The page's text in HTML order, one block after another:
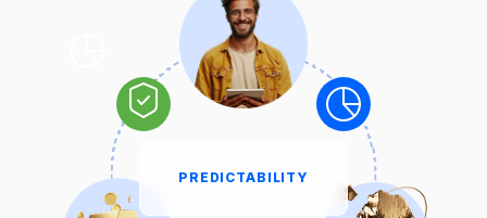
PREDICTABILITY